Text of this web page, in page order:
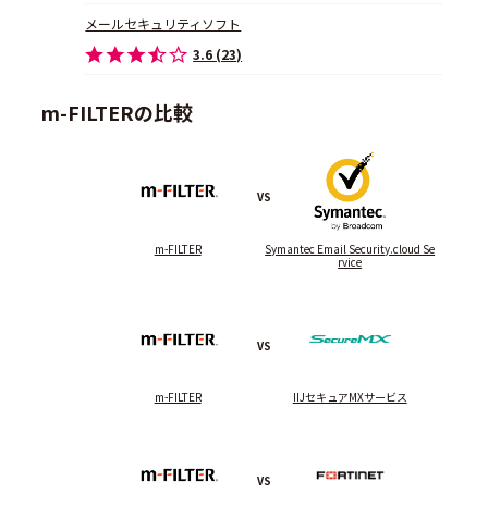
メールセキュリティソフト
3.6 (23)
m-FILTERの比較
m-FILTER
VS
Symantec Email Security.cloud Se
rvice
m-FILTER
VS
IIJセキュアMXサービス
VS